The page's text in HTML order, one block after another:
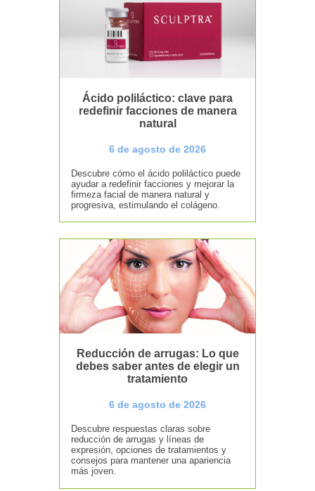
Ácido poliláctico: clave para
redefinir facciones de manera
natural
6 de agosto de 2026
Descubre cómo el ácido poliláctico puede
ayudar a redefinir facciones y mejorar la
firmeza facial de manera natural y
progresiva, estimulando el colágeno.
Reducción de arrugas: Lo que
debes saber antes de elegir un
tratamiento
6 de agosto de 2026
Descubre respuestas claras sobre
reducción de arrugas y líneas de
expresión, opciones de tratamientos y
consejos para mantener una apariencia
más joven.